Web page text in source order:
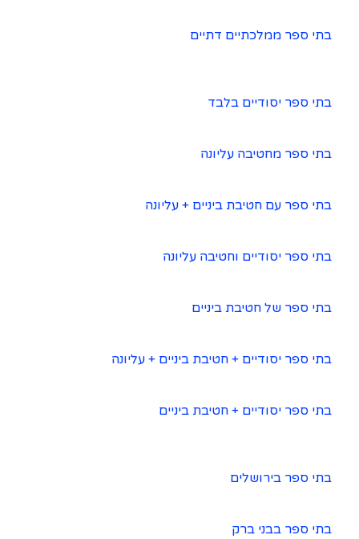
בתי ספר ממלכתיים דתיים
בתי ספר יסודיים בלבד
בתי ספר מחטיבה עליונה
בתי ספר עם חטיבת ביניים + עליונה
בתי ספר יסודיים וחטיבה עליונה
בתי ספר של חטיבת ביניים
בתי ספר יסודיים + חטיבת ביניים + עליונה
בתי ספר יסודיים + חטיבת ביניים
בתי ספר בירושלים
בתי ספר בבני ברק